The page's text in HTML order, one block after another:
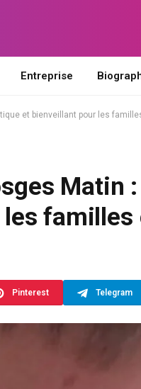
Entreprise
et bienveillant pour les
Matin
familles
Pinterest Telegram